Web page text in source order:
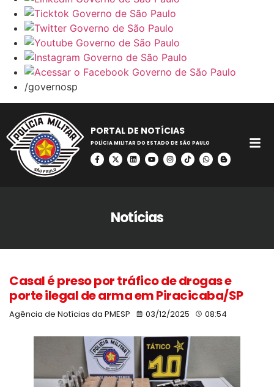
/governosp
PORTAL DE NOTÍCIAS
POLÍCIA MILITAR DO ESTADO DE SÃO PAULO
Notícias
Casal é preso por tráfico de drogas e
porte ilegal de arma em Piracicaba/SP
Agência de Notícias da PMESP 03/12/2025 08:54